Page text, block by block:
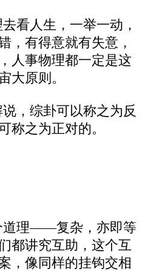
看人生，一举一动，
，有得意就有失意，
人事物理都一定是这
大原则。
，综卦可以称之为反
称之为正对的。
道理——复杂，亦即等
都讲究互助，这个互
，像同样的挂钩交相